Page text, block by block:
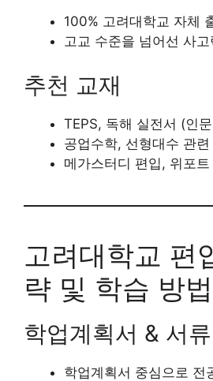
100% 고려대학교 자체
고교 수준을 넘어선 사고
추천 교재
TEPS, 독해 실전서 (인
공업수학, 선형대수 관
메가스터디 편입, 위포
고려대학교 편
략 및 학습 방법
학업계획서 & 서
학업계획서 중심으로 전